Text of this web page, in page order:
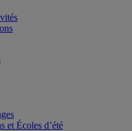
et Écoles d’été